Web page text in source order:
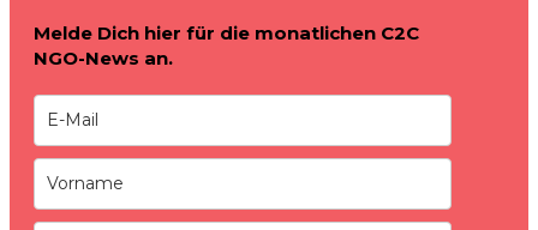
Melde Dich hier für die monatlichen C2C
NGO-News an.